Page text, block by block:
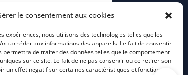
le consentement aux cookies
expériences, nous utilisons des technologies telles que les
accéder aux informations des appareils. Le fait de consentir
permettra de traiter des données telles que le comportement
sur ce site. Le fait de ne pas consentir ou de retirer son
un effet négatif sur certaines caractéristiques et fonctions.